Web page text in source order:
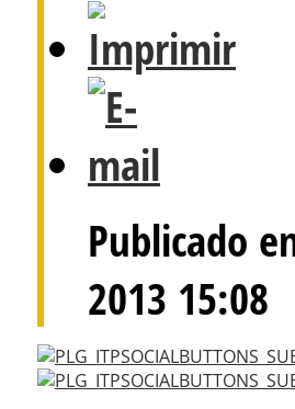
Publicado
2013 15:08